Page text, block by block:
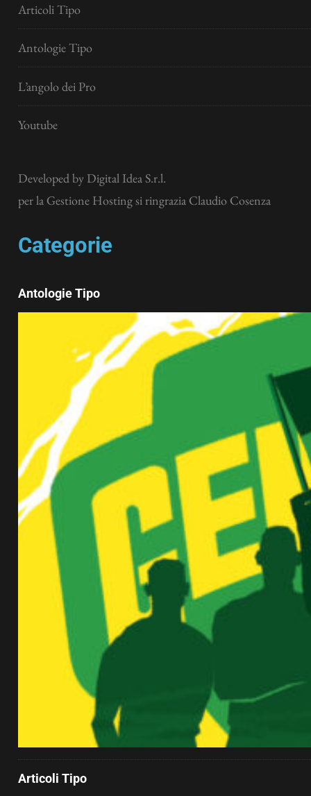
Articoli Tipo
Antologie Tipo
L’angolo dei Pro
Youtube
Developed by Digital Idea S.r.l.
per la Gestione Hosting si ringrazia Claudio Cosenza
Categorie
Antologie Tipo
Articoli Tipo